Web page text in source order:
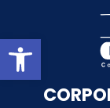
Abrir